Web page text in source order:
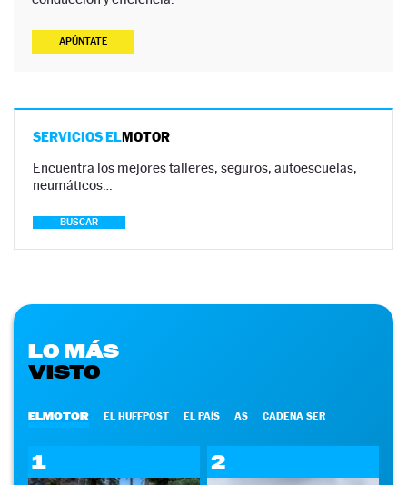
APÚNTATE
SERVICIOS ELMOTOR
Encuentra los mejores talleres, seguros, autoescuelas,
neumáticos…
BUSCAR
LO MÁS
VISTO
ELMOTOR EL HUFFPOST EL PAÍS AS CADENA SER
1 2